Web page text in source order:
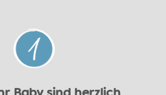
Baby sind herzlich